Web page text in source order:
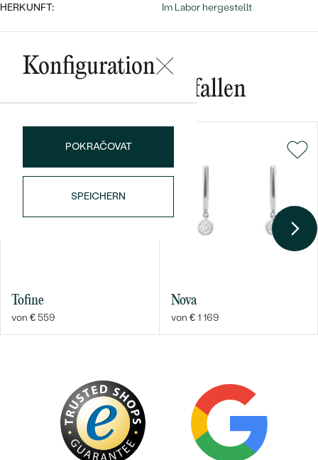
HERKUNFT:
Im Labor hergestellt
Konfiguration
POKRAČOVAT
SPEICHERN
Das könnte Ihnen gefallen
Tofine
von € 559
Nova
von € 1 169